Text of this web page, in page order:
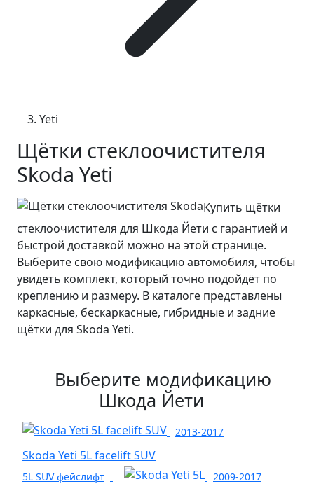
Yeti
Щётки стеклоочистителя
Skoda Yeti
Купить щётки
стеклоочистителя для Шкода Йети с гарантией и
быстрой доставкой можно на этой странице.
Выберите свою модификацию автомобиля, чтобы
увидеть комплект, который точно подойдёт по
креплению и размеру. В каталоге представлены
каркасные, бескаркасные, гибридные и задние
щётки для Skoda Yeti.
Выберите модификацию
Шкода Йети
2013-2017
Skoda Yeti 5L facelift SUV
5L SUV фейслифт 2009-2017